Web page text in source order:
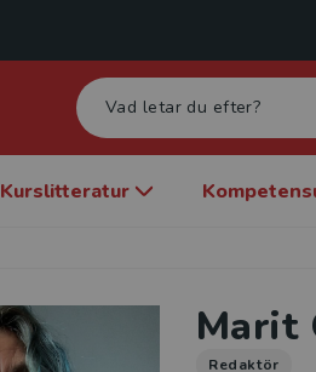
Kurslitteratur
Marit
Redaktör